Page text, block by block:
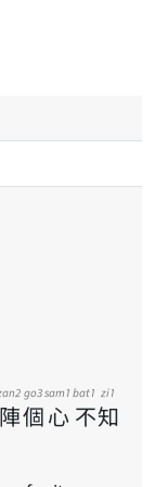
陣個
go3
心
sam1
不
bat1
知
zi1